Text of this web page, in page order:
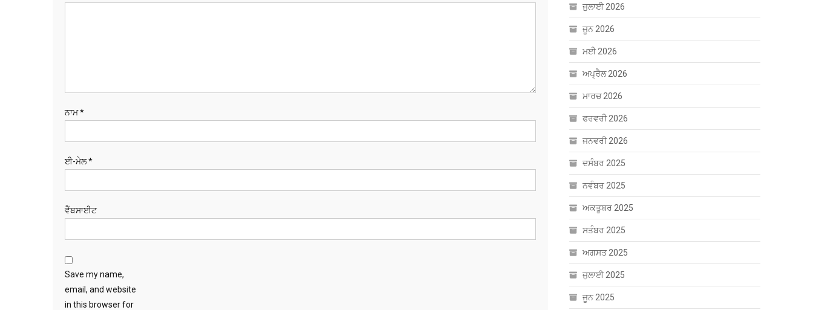
ਨਾਮ*
ਈ-ਮੇਲ*
ਵੈੱਬਸਾਈਟ
Save my name,
email, and website
in this browser for
ਜੁਲਾਈ 2026
ਜੂਨ 2026
ਮਈ 2026
ਅਪ੍ਰੈਲ 2026
ਮਾਰਚ 2026
ਫਰਵਰੀ 2026
ਜਨਵਰੀ 2026
ਦਸੰਬਰ 2025
ਨਵੰਬਰ 2025
ਅਕਤੂਬਰ 2025
ਸਤੰਬਰ 2025
ਅਗਸਤ 2025
ਜੁਲਾਈ 2025
ਜੂਨ 2025